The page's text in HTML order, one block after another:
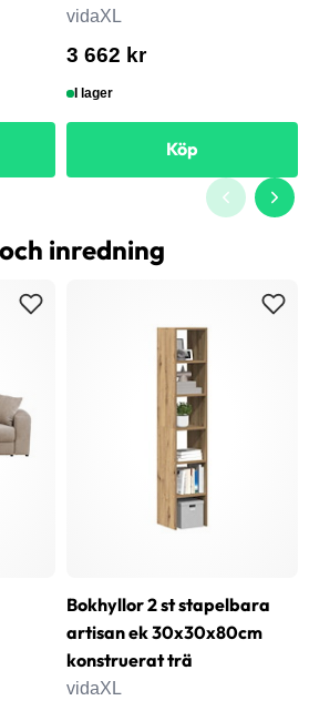
vidaXL
3 662 kr
I lager
Köp
inredning
Bokhyllor 2 st stapelbara
artisan ek 30x30x80cm
konstruerat trä
vidaXL